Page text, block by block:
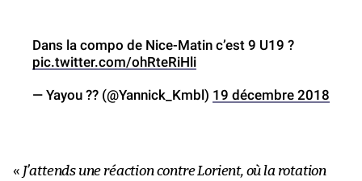
Dans la compo de Nice-Matin c’est 9 U19 ?
pic.twitter.com/ohRteRiHli
— Yayou ?? (@Yannick_Kmbl) 19 décembre 2018
« J’attends une réaction contre Lorient, où la rotation